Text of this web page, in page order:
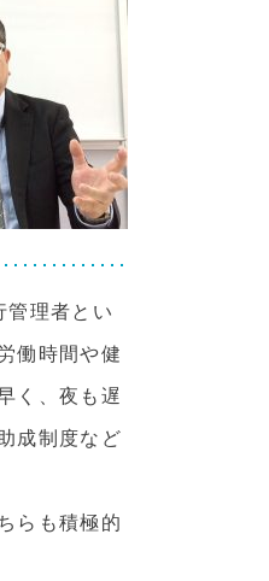
管理者とい
働時間や健
く、夜も遅
成制度など
らも積極的